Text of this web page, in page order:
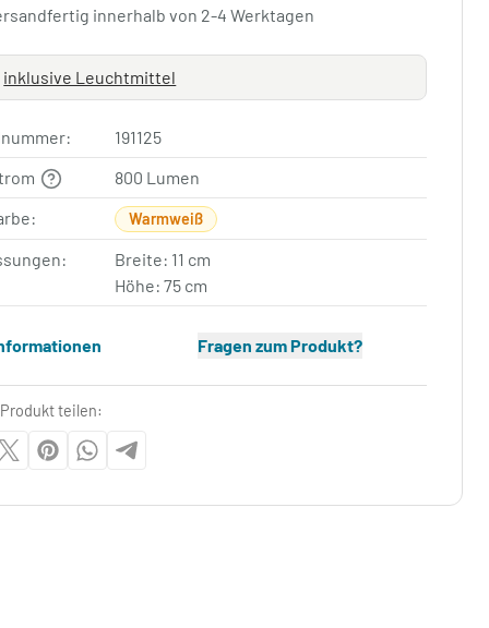
innerhalb von 2-4 Werktagen
inklusive Leuchtmittel
191125
800 Lumen
Warmweiß
Breite: 11 cm
Höhe: 75 cm
Fragen zum Produkt?
teilen: